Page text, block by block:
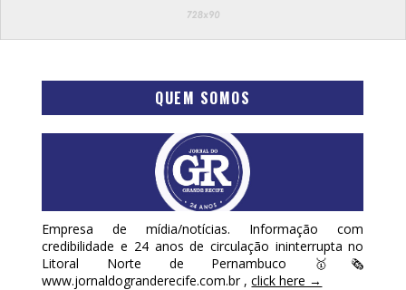
QUEM SOMOS
Empresa de mídia/notícias. Informação com
credibilidade e 24 anos de circulação ininterrupta no
Litoral Norte de Pernambuco 🥇🗞
www.jornaldogranderecife.com.br ,click here →